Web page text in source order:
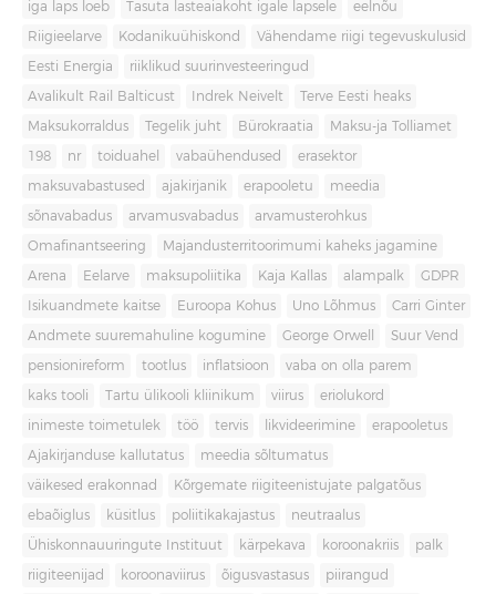
iga laps loeb Tasuta lasteaiakoht igale lapsele eelnõu
Riigieelarve Kodanikuühiskond Vähendame riigi tegevuskulusid
Eesti Energia riiklikud suurinvesteeringud
Avalikult Rail Balticust Indrek Neivelt Terve Eesti heaks
Maksukorraldus Tegelik juht Bürokraatia Maksu-ja Tolliamet
198 nr toiduahel vabaühendused erasektor
maksuvabastused ajakirjanik erapooletu meedia
sõnavabadus arvamusvabadus arvamusterohkus
Omafinantseering Majandusterritoorimumi kaheks jagamine
Arena Eelarve maksupoliitika Kaja Kallas alampalk GDPR
Isikuandmete kaitse Euroopa Kohus Uno Lõhmus Carri Ginter
Andmete suuremahuline kogumine George Orwell Suur Vend
pensionireform tootlus inflatsioon vaba on olla parem
kaks tooli Tartu ülikooli kliinikum viirus eriolukord
inimeste toimetulek töö tervis likvideerimine erapooletus
Ajakirjanduse kallutatus meedia sõltumatus
väikesed erakonnad Kõrgemate riigiteenistujate palgatõus
ebaõiglus küsitlus poliitikakajastus neutraalus
Ühiskonnauuringute Instituut kärpekava koroonakriis palk
riigiteenijad koroonaviirus õigusvastasus piirangud